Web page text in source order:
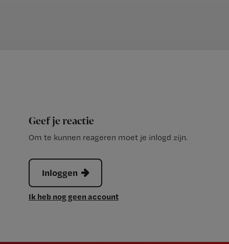
Geef je reactie
Om te kunnen reageren moet je inlogd zijn.
Inloggen
Ik heb nog geen account